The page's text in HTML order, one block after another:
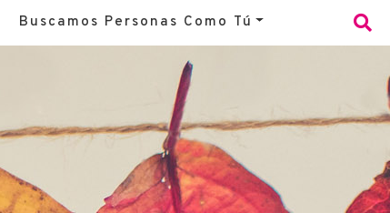
Buscamos Personas Como Tú